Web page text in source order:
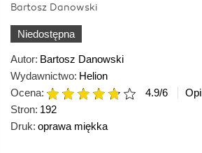
Bartosz Danowski
Niedostępna
Autor: Bartosz Danowski
Wydawnictwo: Helion
Ocena:
4.9/6
Stron: 192
Druk: oprawa miękka